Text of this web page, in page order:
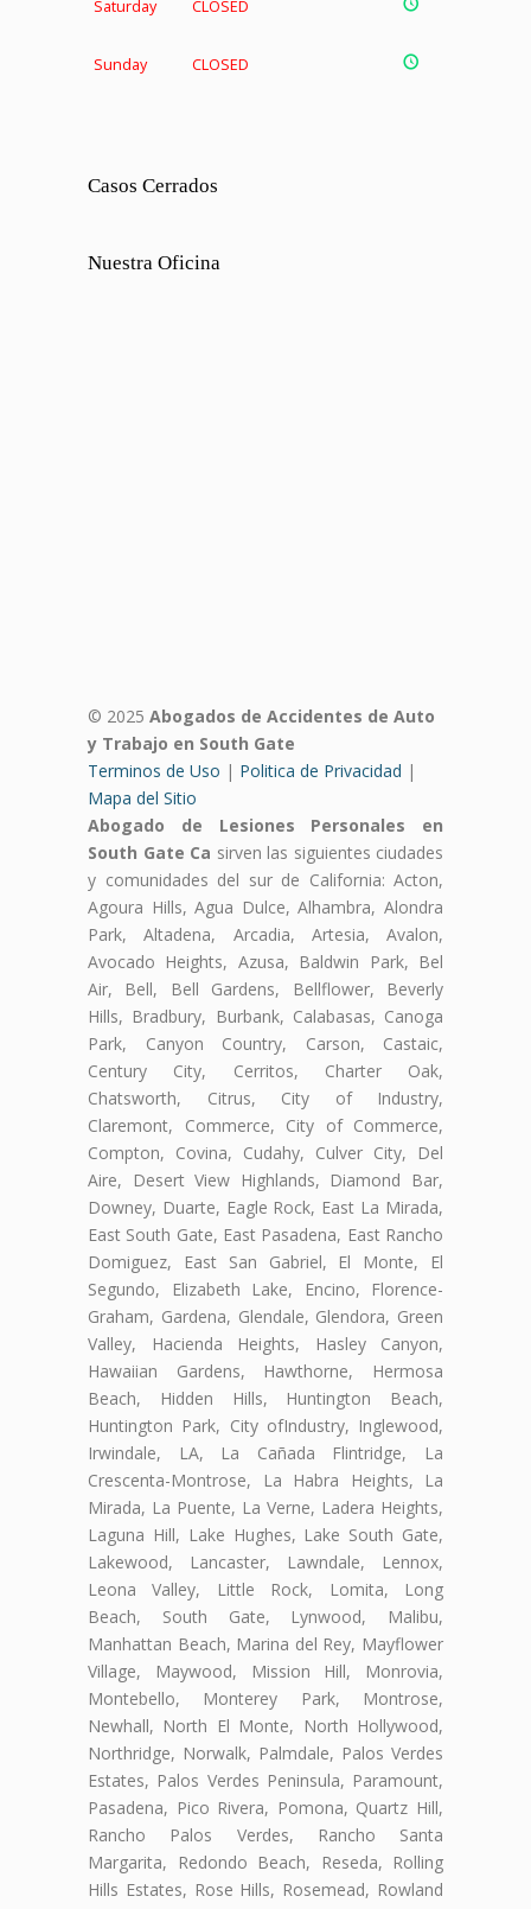
Saturday CLOSED
Sunday CLOSED
Casos Cerrados
Nuestra Oficina
© 2025 Abogados de Accidentes de Auto
y Trabajo en South Gate
Terminos de Uso | Politica de Privacidad |
Mapa del Sitio
Abogado de Lesiones Personales en
South Gate Ca sirven las siguientes ciudades
y comunidades del sur de California: Acton,
Agoura Hills, Agua Dulce, Alhambra, Alondra
Park, Altadena, Arcadia, Artesia, Avalon,
Avocado Heights, Azusa, Baldwin Park, Bel
Air, Bell, Bell Gardens, Bellflower, Beverly
Hills, Bradbury, Burbank, Calabasas, Canoga
Park, Canyon Country, Carson, Castaic,
Century City, Cerritos, Charter Oak,
Chatsworth, Citrus, City of Industry,
Claremont, Commerce, City of Commerce,
Compton, Covina, Cudahy, Culver City, Del
Aire, Desert View Highlands, Diamond Bar,
Downey, Duarte, Eagle Rock, East La Mirada,
East South Gate, East Pasadena, East Rancho
Domiguez, East San Gabriel, El Monte, El
Segundo, Elizabeth Lake, Encino, Florence-
Graham, Gardena, Glendale, Glendora, Green
Valley, Hacienda Heights, Hasley Canyon,
Hawaiian Gardens, Hawthorne, Hermosa
Beach, Hidden Hills, Huntington Beach,
Huntington Park, City ofIndustry, Inglewood,
Irwindale, LA, La Cañada Flintridge, La
Crescenta-Montrose, La Habra Heights, La
Mirada, La Puente, La Verne, Ladera Heights,
Laguna Hill, Lake Hughes, Lake South Gate,
Lakewood, Lancaster, Lawndale, Lennox,
Leona Valley, Little Rock, Lomita, Long
Beach, South Gate, Lynwood, Malibu,
Manhattan Beach, Marina del Rey, Mayflower
Village, Maywood, Mission Hill, Monrovia,
Montebello, Monterey Park, Montrose,
Newhall, North El Monte, North Hollywood,
Northridge, Norwalk, Palmdale, Palos Verdes
Estates, Palos Verdes Peninsula, Paramount,
Pasadena, Pico Rivera, Pomona, Quartz Hill,
Rancho Palos Verdes, Rancho Santa
Margarita, Redondo Beach, Reseda, Rolling
Hills Estates, Rose Hills, Rosemead, Rowland